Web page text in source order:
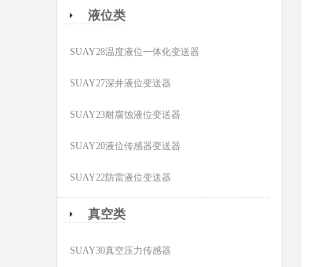
液位类
SUAY28温度液位一体化变送器
SUAY27深井液位变送器
SUAY23耐腐蚀液位变送器
SUAY20液位传感器变送器
SUAY22防雷液位变送器
真空类
SUAY30真空压力传感器